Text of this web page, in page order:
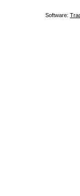
Software: